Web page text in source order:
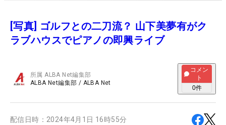
[写真] ゴルフとの二刀流？ 山下美夢有がク
ラブハウスでピアノの即興ライブ
所属ALBA Net編集部
ALBA Net編集部 / ALBA Net
コメン
ト
0件
配信日時： 2024年4月1日 16時55分